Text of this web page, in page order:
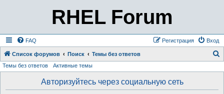
RHEL Forum
FAQ Вход
Регистрация
Список форумов Поиск Темы без ответов
Темы без ответов Активные темы
Авторизуйтесь через социальную сеть